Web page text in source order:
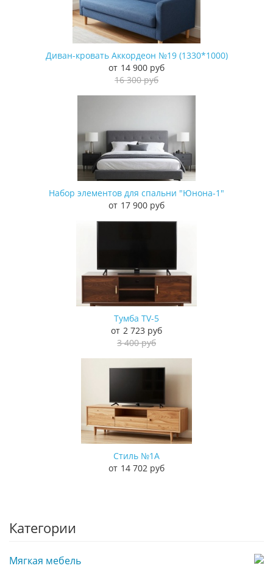
Диван-кровать Аккордеон №19 (1330*1000)
14 900 руб
16 300 руб
Набор элементов для спальни "Юнона-1"
17 900 руб
Тумба TV-5
2 723 руб
3 400 руб
Стиль №1А
14 702 руб
Категории
Мягкая мебель